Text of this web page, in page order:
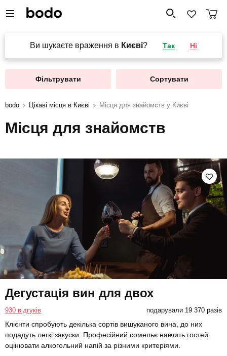
Ви шукаєте враження в Києві? Так Ні
Фільтрувати Сортувати
bodo Цікаві місця в Києві Місця для знайомств у Києві
Місця для знайомств
Дегустація вин для двох
930 відгуків подарували 19 370 разів
Клієнти спробують декілька сортів вишуканого вина, до них
подадуть легкі закуски. Професійний сомельє навчить гостей
оцінювати алкогольний напій за різними критеріями.